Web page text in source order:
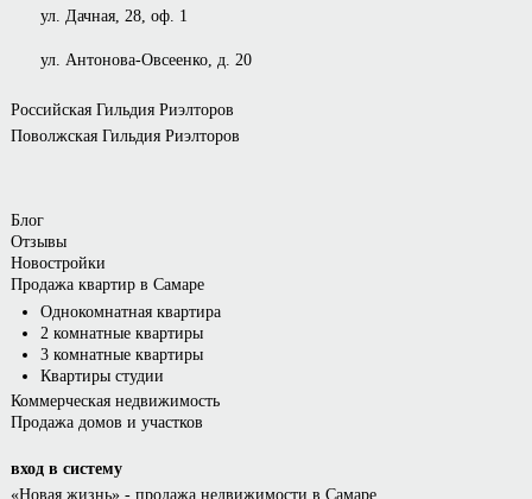
ул. Дачная, 28, оф. 1
ул. Антонова-Овсеенко, д. 20
Российская Гильдия Риэлторов
Поволжская Гильдия Риэлторов
Блог
Отзывы
Новостройки
Продажа квартир в Самаре
Однокомнатная квартира
2 комнатные квартиры
3 комнатные квартиры
Квартиры студии
Коммерческая недвижимость
Продажа домов и участков
вход в систему
«Новая жизнь»- продажа недвижимости в Самаре